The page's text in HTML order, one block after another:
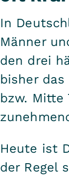
In
Männer
den drei
bisher
bzw.
Heute ist
der Regel